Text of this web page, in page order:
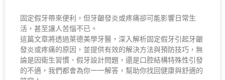
固定假牙帶來便利，但牙齦發炎或疼痛卻可能影響日常生
活，甚至讓人苦惱不已。
這篇文章將透過萊德美學牙醫，深入解析固定假牙引起牙齦
發炎或疼痛的原因，並提供有效的解決方法與預防技巧，無
論是因衛生習慣、假牙設計問題，還是口腔結構特殊性引發
的不適，我們都會為你一一解答，幫助你找回健康與舒適的